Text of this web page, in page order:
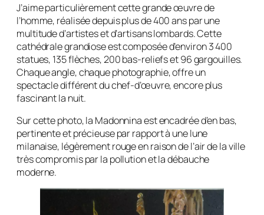
J’aime particulièrement cette grande œuvre de
l’homme, réalisée depuis plus de 400 ans par une
multitude d’artistes et d’artisans lombards. Cette
cathédrale grandiose est composée d’environ 3 400
statues, 135 flèches, 200 bas-reliefs et 96 gargouilles.
Chaque angle, chaque photographie, offre un
spectacle différent du chef-d’œuvre, encore plus
fascinant la nuit.
Sur cette photo, la Madonnina est encadrée d’en bas,
pertinente et précieuse par rapport à une lune
milanaise, légèrement rouge en raison de l’air de la ville
très compromis par la pollution et la débauche
moderne.